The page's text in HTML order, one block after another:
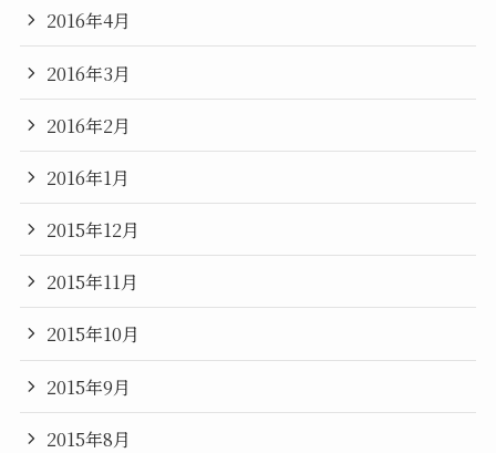
2016年4月
2016年3月
2016年2月
2016年1月
2015年12月
2015年11月
2015年10月
2015年9月
2015年8月